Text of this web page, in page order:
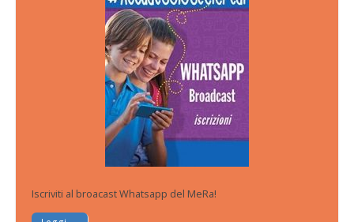
Iscriviti al broacast Whatsapp del MeRa!